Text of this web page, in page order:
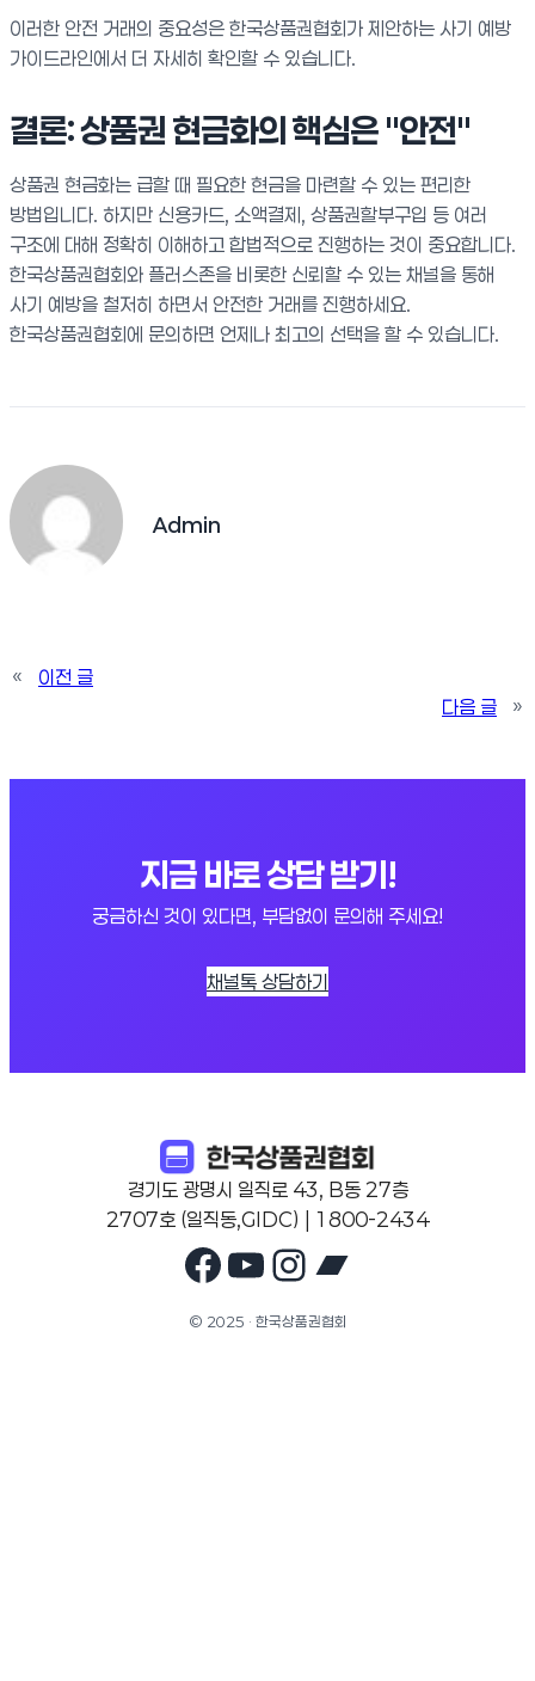
이러한 안전 거래의 중요성은 한국상품권협회가 제안하는 사기 예방
가이드라인에서 더 자세히 확인할 수 있습니다.
결론: 상품권 현금화의 핵심은 "안전"
상품권 현금화는 급할 때 필요한 현금을 마련할 수 있는 편리한
방법입니다. 하지만 신용카드, 소액결제, 상품권할부구입 등 여러
구조에 대해 정확히 이해하고 합법적으로 진행하는 것이 중요합니다.
한국상품권협회와 플러스존을 비롯한 신뢰할 수 있는 채널을 통해
사기 예방을 철저히 하면서 안전한 거래를 진행하세요.
한국상품권협회에 문의하면 언제나 최고의 선택을 할 수 있습니다.
Admin
«
이전 글
다음 글
»
지금 바로 상담 받기!
궁금하신 것이 있다면, 부담없이 문의해 주세요!
채널톡 상담하기
경기도 광명시 일직로 43, B동 27층
2707호 (일직동,GIDC) | 1800-2434
Facebook
YouTube
Instagram
© 2025 · 한국상품권협회